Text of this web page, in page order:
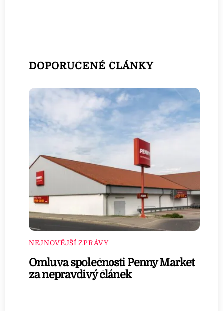
DOPORUČENÉ ČLÁNKY
NEJNOVĚJŠÍ ZPRÁVY
Omluva společnosti Penny Market
za nepravdivý článek